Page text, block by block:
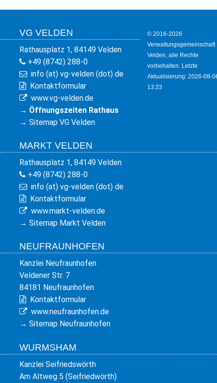
VG VELDEN
Rathausplatz 1, 84149 Velden
+49 (8742) 288-0
info (at) vg-velden (dot) de
Kontaktformular
www.vg-velden.de
→ Öffnungszeiten Rathaus
→ Sitemap VG Velden
MARKT VELDEN
Rathausplatz 1, 84149 Velden
+49 (8742) 288-0
info (at) vg-velden (dot) de
Kontaktformular
www.markt-velden.de
→ Sitemap Markt Velden
NEUFRAUNHOFEN
Kanzlei Neufraunhofen
Veldener Str. 7
84181 Neufraunhofen
Kontaktformular
www.neufraunhofen.de
→ Sitemap Neufraunhofen
WURMSHAM
Kanzlei Seifriedswörth
Am Altweg 5 (Seifriedwörth)
© 2016-2026
Verwaltungsgemeinschaft
Velden, alle Rechte
vorbehalten. Letzte
Aktualisierung: 2026-08-
13:23